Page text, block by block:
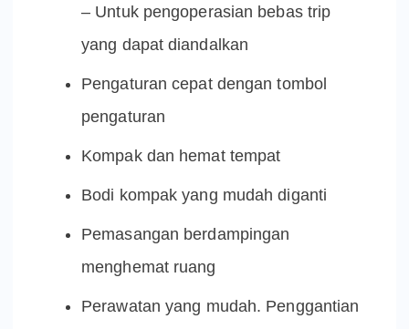
– Untuk pengoperasian bebas trip
yang dapat diandalkan
Pengaturan cepat dengan tombol
pengaturan
Kompak dan hemat tempat
Bodi kompak yang mudah diganti
Pemasangan berdampingan
menghemat ruang
Perawatan yang mudah. Penggantian